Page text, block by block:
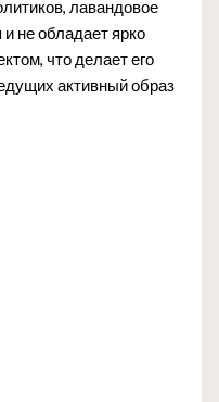
лавандовое
не обладает ярко
что делает его
активный образ